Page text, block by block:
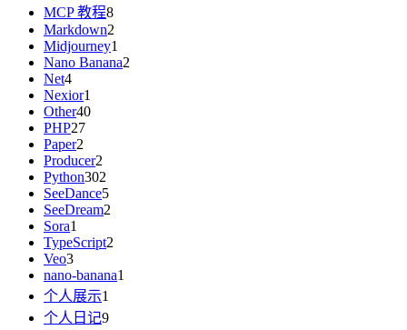
MCP 教程8
Markdown2
Midjourney1
Nano Banana2
Net4
Nexior1
Other40
PHP27
Paper2
Producer2
Python302
SeeDance5
SeeDream2
Sora1
TypeScript2
Veo3
nano-banana1
个人展示1
个人日记9